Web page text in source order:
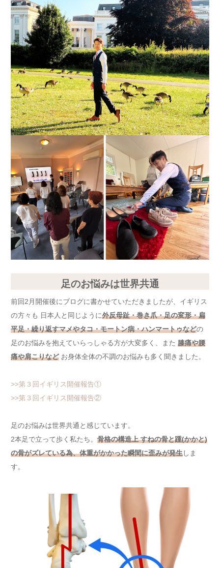
足のお悩みは世界共通
前回2月開催後にブログに書かせていただきましたが、イギリス
の方々も 日本人と同じように外反母趾・巻き爪・足の変形・扁
平足・繰り返すマメやタコ・モートン病・ハンマートゥなどの
足のお悩みを抱えていらっしゃる方が大変多く、また 膝痛や腰
痛や肩こりなどお身体全体の不調のお悩みも多く聞きました。
>>第３回イギリス開催報告①
>>第３回イギリス開催報告②
足のお悩みは世界共通と感じています。
2本足で立って歩く私たち。 骨格の構造上 すねの骨と踵(かかと)
の骨がズレている為、体重がかかった瞬間に歪みが発生しま
す。